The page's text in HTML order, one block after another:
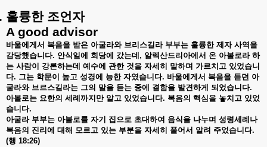
훌륭한 조언자
A good advisor
바울에게서 복음을 받은 아굴라와 브리스길라 부부는 훌륭한 제자 사역을
감당했습니다. 안식일에 회당에 갔는데 , 알렉산드리아에서 온 아볼로라 하
는 사람이 강론하는데 예수에 관한 것을 자세히 말하며 가르치고 있었습니
다. 그는 학문이 높고 성경에 능한 자였습니다. 바울에게서 복음을 듣던 아
굴라와 브르스길라는 그의 말을 듣는 중에 결함을 발견하게 되었습니다.
아볼로는 요한의 세례까지만 알고 있었습니다. 복음의 핵심을 놓치고 있었
습니다.
아굴라 부부는 아볼로를 자기 집으로 초대하여 음식을 나누며 성령세례나
복음의 진리에 대해 모르고 있는 부분을 자세히 풀어서 알려 주었습니다.
(행 18:26)